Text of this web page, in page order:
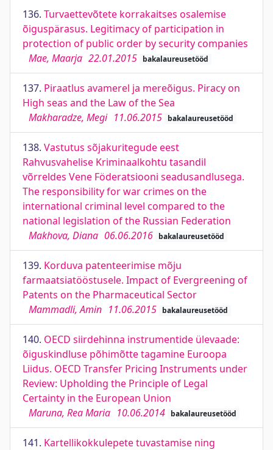
136. Turvaettevõtete korrakaitses osalemise
õiguspärasus. Legitimacy of participation in
protection of public order by security companies
Mae, Maarja 22.01.2015 bakalaureusetööd
137. Piraatlus avamerel ja mereõigus. Piracy on
High seas and the Law of the Sea
Makharadze, Megi 11.06.2015 bakalaureusetööd
138. Vastutus sõjakuritegude eest
Rahvusvahelise Kriminaalkohtu tasandil
võrreldes Vene Föderatsiooni seadusandlusega.
The responsibility for war crimes on the
international criminal level compared to the
national legislation of the Russian Federation
Makhova, Diana 06.06.2016 bakalaureusetööd
139. Korduva patenteerimise mõju
farmaatsiatööstusele. Impact of Evergreening of
Patents on the Pharmaceutical Sector
Mammadli, Amin 11.06.2015 bakalaureusetööd
140. OECD siirdehinna instrumentide ülevaade:
õiguskindluse põhimõtte tagamine Euroopa
Liidus. OECD Transfer Pricing Instruments under
Review: Upholding the Principle of Legal
Certainty in the European Union
Maruna, Rea Maria 10.06.2014 bakalaureusetööd
141. Kartellikokkulepete tuvastamise ning